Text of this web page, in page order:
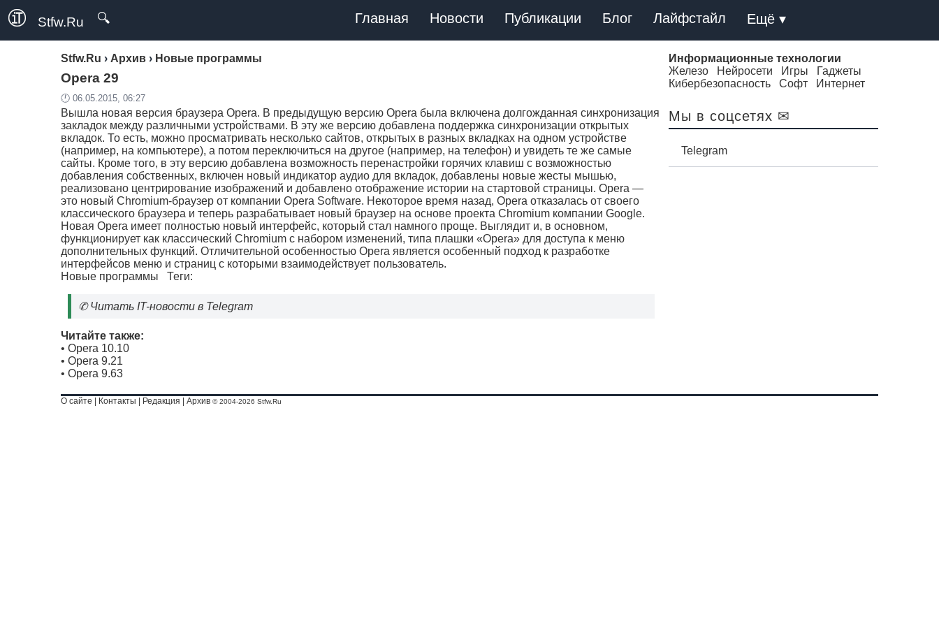
Stfw.Ru 🔍 Главная Новости Публикации Блог Лайфстайл Ещё ▾
Stfw.Ru › Архив › Новые программы
Opera 29
🕛 06.05.2015, 06:27
Вышла новая версия браузера Opera. В предыдущую версию Opera была включена долгожданная синхронизация
закладок между различными устройствами. В эту же версию добавлена поддержка синхронизации открытых
вкладок. То есть, можно просматривать несколько сайтов, открытых в разных вкладках на одном устройстве
(например, на компьютере), а потом переключиться на другое (например, на телефон) и увидеть те же самые
сайты. Кроме того, в эту версию добавлена возможность перенастройки горячих клавиш с возможностью
добавления собственных, включен новый индикатор аудио для вкладок, добавлены новые жесты мышью,
реализовано центрирование изображений и добавлено отображение истории на стартовой страницы. Opera —
это новый Chromium-браузер от компании Opera Software. Некоторое время назад, Opera отказалась от своего
классического браузера и теперь разрабатывает новый браузер на основе проекта Chromium компании Google.
Новая Opera имеет полностью новый интерфейс, который стал намного проще. Выглядит и, в основном,
функционирует как классический Chromium с набором изменений, типа плашки «Opera» для доступа к меню
дополнительных функций. Отличительной особенностью Opera является особенный подход к разработке
интерфейсов меню и страниц с которыми взаимодействует пользователь.
Новые программы Теги:
✆Читать IT-новости в Telegram
Читайте также:
• Opera 10.10
• Opera 9.21
• Opera 9.63
Информационные технологии
Железо
Нейросети Игры
Гаджеты
Кибербезопасность
Софт Интернет
Мы в соцсетях ✉
Telegram
О сайте Контакты Редакция Архив © 2004-2026 Stfw.Ru